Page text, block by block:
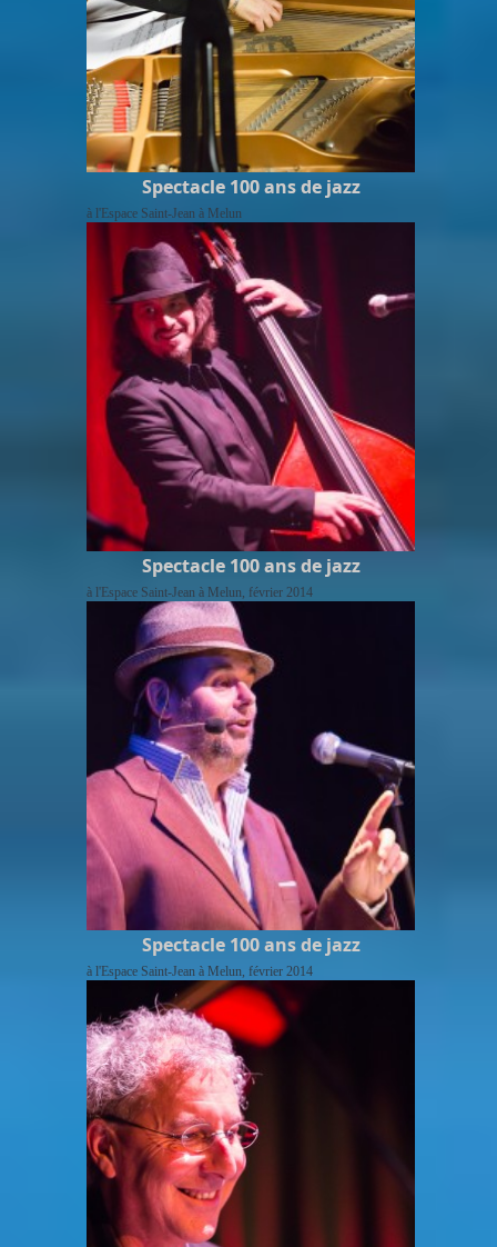
Spectacle 100 ans de jazz
à l'Espace Saint-Jean à Melun
Spectacle 100 ans de jazz
à l'Espace Saint-Jean à Melun, février 2014
Spectacle 100 ans de jazz
à l'Espace Saint-Jean à Melun, février 2014